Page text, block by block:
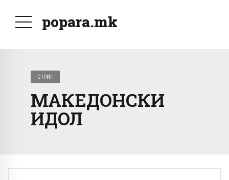
popara.mk
СТРИП
МАКЕДОНСКИ
ИДОЛ